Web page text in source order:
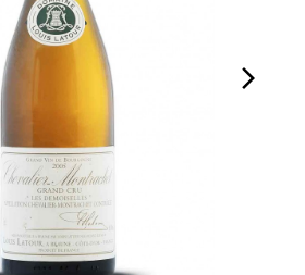
arrow_forward_ios